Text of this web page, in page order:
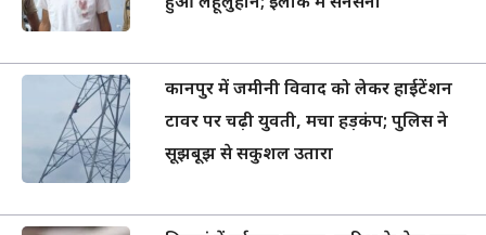
कानपुर में जमीनी विवाद को लेकर हाईटेंशन
टावर पर चढ़ी युवती, मचा हड़कंप; पुलिस ने
सूझबूझ से सकुशल उतारा